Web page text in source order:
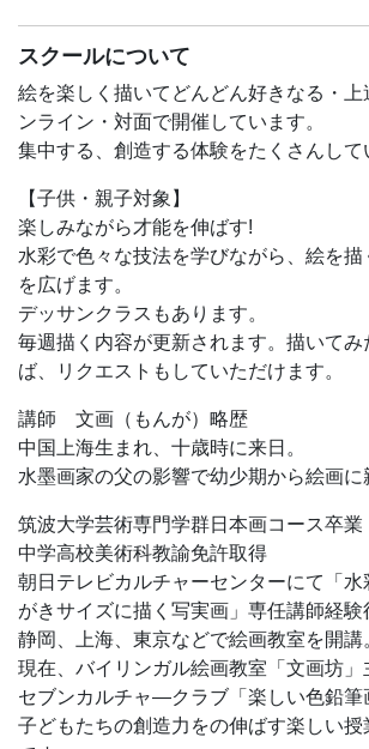
す。
基本の画材の使い方がわかれば、
描きやすくなって、描くのが楽しくなる
一回の講座で絵を一枚仕上げます。
動物や風景など毎回テーマがかわりま
くれないような様々な技法も応用してい
スクールについて
絵を楽しく描いてどんどん好きなる・
ンライン・対面で開催しています。
集中する、創造する体験をたくさんして
【子供・親子対象】
楽しみながら才能を伸ばす!
水彩で色々な技法を学びながら、絵を
を広げます。
デッサンクラスもあります。
毎週描く内容が更新されます。描いて
ば、リクエストもしていただけます。
講師 文画（もんが）略歴
中国上海生まれ、十歳時に来日。
水墨画家の父の影響で幼少期から絵画に
筑波大学芸術専門学群日本画コース卒業
中学高校美術科教諭免許取得
朝日テレビカルチャーセンターにて「
がきサイズに描く写実画」専任講師経験
静岡、上海、東京などで絵画教室を開講。
現在、バイリンガル絵画教室「文画坊」
セブンカルチャ―クラブ「楽しい色鉛筆
子どもたちの創造力をの伸ばす楽しい